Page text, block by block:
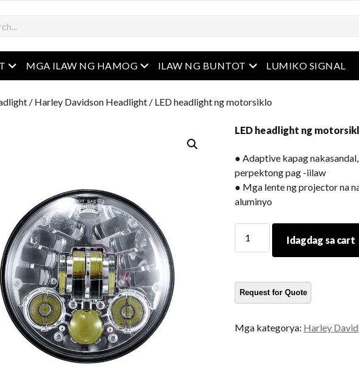
Buksan ang menu
MGA ILAW NG HAMOG Buksan ang menu
ILAW NG BUNTOT Buksan ang menu
LUMIKO SIGNAL
/ Harley Davidson Headlight / LED headlight ng motorsiklo
LED headlight ng
● Adaptive kapag
perpektong pag -iilaw
● Mga lente ng projector na
aluminyo
headlight
dami
Idagdag sa cart
Mga kategorya: Harley